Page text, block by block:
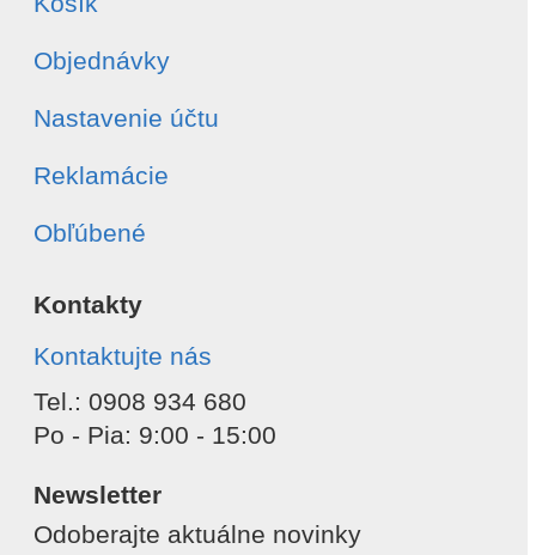
Objednávky
Nastavenie účtu
Reklamácie
Obľúbené
Kontakty
Kontaktujte nás
Tel.: 0908 934 680
Po - Pia: 9:00 - 15:00
Newsletter
Odoberajte aktuálne novinky